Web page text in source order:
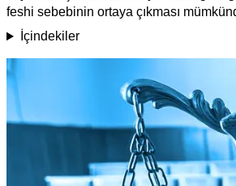
feshi sebebinin ortaya çıkması
İçindekiler